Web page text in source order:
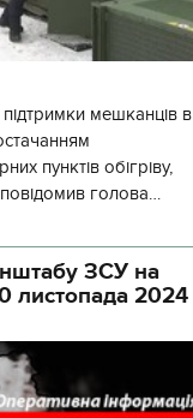
мешканців в
пунктів обігріву,
голова
ЗСУ на
листопада 2024